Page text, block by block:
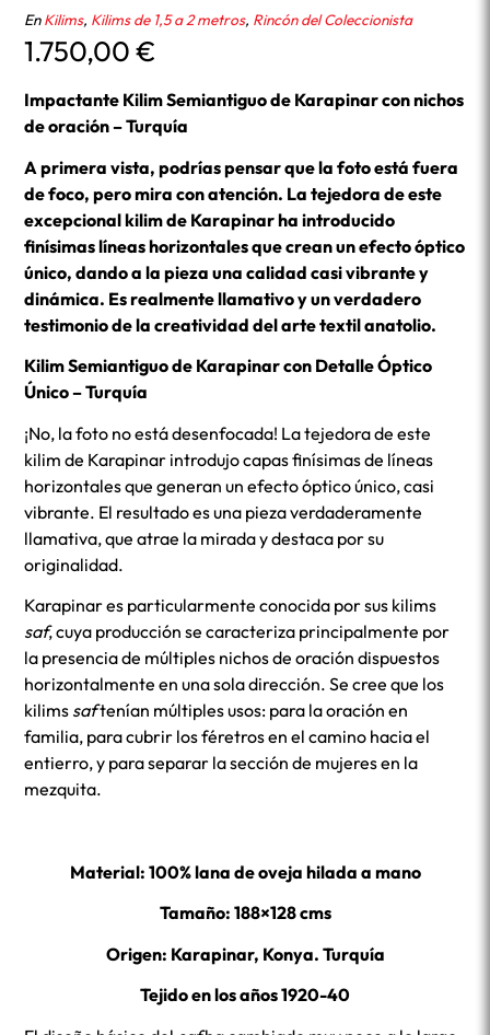
EnKilims, Kilims de 1,5 a 2 metros, Rincón del Coleccionista
1.750,00€
Impactante Kilim Semiantiguo de Karapinar con nichos
de oración – Turquía
A primera vista, podrías pensar que la foto está fuera
de foco, pero mira con atención. La tejedora de este
excepcional kilim de Karapinar ha introducido
finísimas líneas horizontales que crean un efecto óptico
único, dando a la pieza una calidad casi vibrante y
dinámica. Es realmente llamativo y un verdadero
testimonio de la creatividad del arte textil anatolio.
Kilim Semiantiguo de Karapinar con Detalle Óptico
Único – Turquía
¡No, la foto no está desenfocada! La tejedora de este
kilim de Karapinar introdujo capas finísimas de líneas
horizontales que generan un efecto óptico único, casi
vibrante. El resultado es una pieza verdaderamente
llamativa, que atrae la mirada y destaca por su
originalidad.
Karapinar es particularmente conocida por sus kilims
saf, cuya producción se caracteriza principalmente por
la presencia de múltiples nichos de oración dispuestos
horizontalmente en una sola dirección. Se cree que los
kilims saftenían múltiples usos: para la oración en
familia, para cubrir los féretros en el camino hacia el
entierro, y para separar la sección de mujeres en la
mezquita.
Material: 100% lana de oveja hilada a mano
Tamaño: 188×128 cms
Origen: Karapinar, Konya. Turquía
Tejido en los años 1920-40